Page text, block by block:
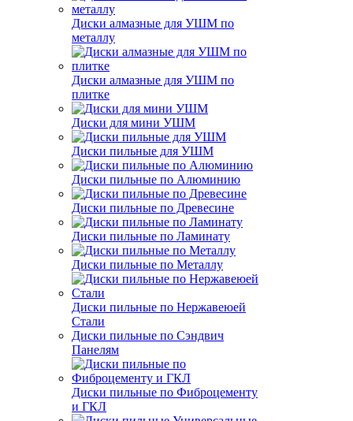
Диски алмазные для УШМ по
металлу
Диски алмазные для УШМ по
плитке
Диски для мини УШМ
Диски пильные для УШМ
Диски пильные по Алюминию
Диски пильные по Древесине
Диски пильные по Ламинату
Диски пильные по Металлу
Диски пильные по Нержавеюей
Стали
Диски пильные по Сэндвич
Панелям
Диски пильные по Фиброцементу
и ГКЛ